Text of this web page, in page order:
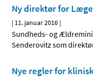
Ny direktør for
| 11. januar 2016 |
Sundheds- og
Senderovitz som
Nye regler for